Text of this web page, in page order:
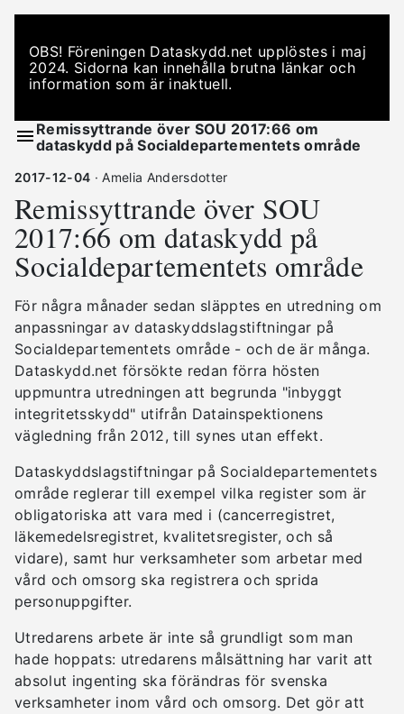
OBS! Föreningen Dataskydd.net upplöstes i maj
2024. Sidorna kan innehålla brutna länkar och
information som är inaktuell.
Remissyttrande över SOU 2017:66 om
dataskydd på Socialdepartementets område
2017-12-04 · Amelia Andersdotter
Remissyttrande över SOU
2017:66 om dataskydd på
Socialdepartementets område
För några månader sedan släpptes en utredning om
anpassningar av dataskyddslagstiftningar på
Socialdepartementets område - och de är många.
Dataskydd.net försökte redan förra hösten
uppmuntra utredningen att begrunda "inbyggt
integritetsskydd" utifrån Datainspektionens
vägledning från 2012, till synes utan effekt.
Dataskyddslagstiftningar på Socialdepartementets
område reglerar till exempel vilka register som är
obligatoriska att vara med i (cancerregistret,
läkemedelsregistret, kvalitetsregister, och så
vidare), samt hur verksamheter som arbetar med
vård och omsorg ska registrera och sprida
personuppgifter.
Utredarens arbete är inte så grundligt som man
hade hoppats: utredarens målsättning har varit att
absolut ingenting ska förändras för svenska
verksamheter inom vård och omsorg. Det gör att